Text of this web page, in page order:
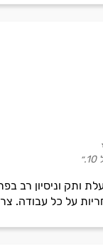
וניסיון רב
על כל עבודה.